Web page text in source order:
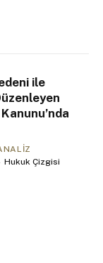
ile
Hukuk Çizgisi